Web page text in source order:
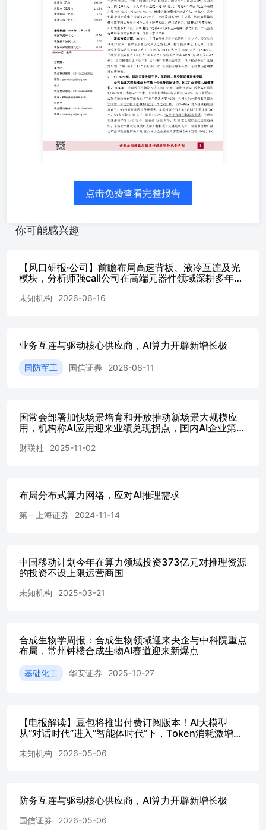
司移动客户总数达10.04亿户，较年初净增0.13亿户，其中
5G网络客户数达到5.52亿户，较年初净增0.88亿户，渗透率
达到55.0%；手机上网DOU达到15.9GB，同比持平；移动
ARPU为48.5元，同比-0.8元。个人移动云盘收入达89亿
元，同比+12.6%；权益产品收入达268亿元，同比+19.7%；
5G新通话全场景月活跃客户达1.5亿户，其中智能应用订购
客户达到3,475万户。大流量创新应用未成熟、智能座舱等
场景分流等因素导致公司个人业务增速放缓，但我们认为，
随着AI飞速发展，应用场景不断下沉，公司通过“连接+应
用+权益+硬件”融合拓展，个人业务有望迎来新的发展机
遇，保持基本盘平稳。 家庭市场方面，2024年，公司有线
宽带客户总数达3.15亿户，较年初净增0.17亿户，其中家庭
（+376%）；千兆宽带覆盖住户4.8亿户（+0.9亿户）。家
庭客户综合ARPU为43.8元（+0.7元）。公司积极构建“全千
领，“AI+智家”和“千兆+FTTR”引领智家服务升级，家庭市
场有望保持良好增长。 分析师： 高宇洋执业登记编码：
移动云营收破千亿，车联网、低空新场景取得突破 公司在
庞大的基础业务体量下仍保持创新活力，DICT业务收入稳
+8.8%；政企客户数达3,259万家，净增422万家；公开招标
智，移动云收入达1004亿元，同比+20.4%，IaaS+PaaS收入
规模稳居业界前五；5G垂直行业应用保持领先，全年拓展
千万大单5GDICT项目超700个，5G专网收入87亿元，同比
+61.0%。ToV车联网市场取得突破，车联网前装连接净增
商客市场推广融合产品和轻量化解决方案，面向中小企业拓
展商客套餐2,684万套，净增2,140 张天执业登记编码：
编码：S0760524060001邮箱：zhaotianyu@sxzq.com 万套。
兴市场收入536亿元，同比+8.7%。其中，国际业务加速优
质产品能力和解决方案出海，服务“一带一路”建设，实现收
入228亿元，同比+10.2%；数字内容收入303亿元，同比
1.24亿户，同比+40.7%。 我们认为，ToB，公司“网+云
+DICT”规模拓展，以“AI+DICT”能力构建三化解决方案，
深耕商客等重点市场客户，车联网、低空经济拓展初具成
动云市场有望继续在5G行业应用中深化推进。 3）资本开
支整体缩减，结构性侧重5.5G、推理算力、AI领域 Capex投
资继续下降，但仍聚焦于新领域提前布局。2024年，公司资
本开支1640亿元，同比-9.0%，少于年初计划的1730亿元；
基础投资231亿元（+6.5%）。5G整体虽整体下降，但5G-A
方面投入力度加大，2025年计划投资98亿元，同比+227%。
算网基础继续夯实，2024年公司智算规模达29.2EFLOPS，
此外，公司加大推理算力投资，根据市场需求不设上限；
公司未来将通过AI+DICT为政企业务增添新动能，通过模型
点击免费查看完整报告
你可能感兴趣
【风口研报·公司】前瞻布局高速背板、液冷互连及光
模块，分析师强call公司在高端元器件领域深耕多年且
有公司一季度利润受-20260616
未知机构 2026-06-16
业务互连与驱动核心供应商，AI算力开辟新增长极
国防军工 国信证券 2026-06-11
国常会部署加快场景培育和开放推动新场景大规模应
用，机构称AI应用迎来业绩兑现拐点，国内AI企业第一
手三星等推进6G与AI-RAN建设，机构称2025年为6G
财联社 2025-11-02
布局分布式算力网络，应对AI推理需求
第一上海证券 2024-11-14
中国移动计划今年在算力领域投资373亿元对推理资源
的投资不设上限运营商国
未知机构 2025-03-21
合成生物学周报：合成生物领域迎来央企与中科院重点
布局，常州钟楼合成生物AI赛道迎来新爆点
基础化工 华安证券 2025-10-27
【电报解读】豆包将推出付费订阅版本！AI大模型
从“对话时代”进入“智能体时代”下，Token消耗激增，
源类新场景应用中已取-20260506
未知机构 2026-05-06
防务互连与驱动核心供应商，AI算力开辟新增长极
国信证券 2026-05-06